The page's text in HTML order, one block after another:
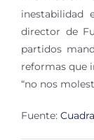
inestabilidad
director de
partidos
reformas que
“no nos
Fuente: